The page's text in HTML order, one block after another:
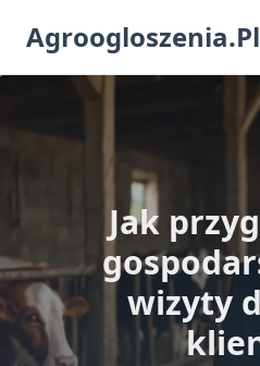
Agroogloszenia.pl
Jak
wizyty